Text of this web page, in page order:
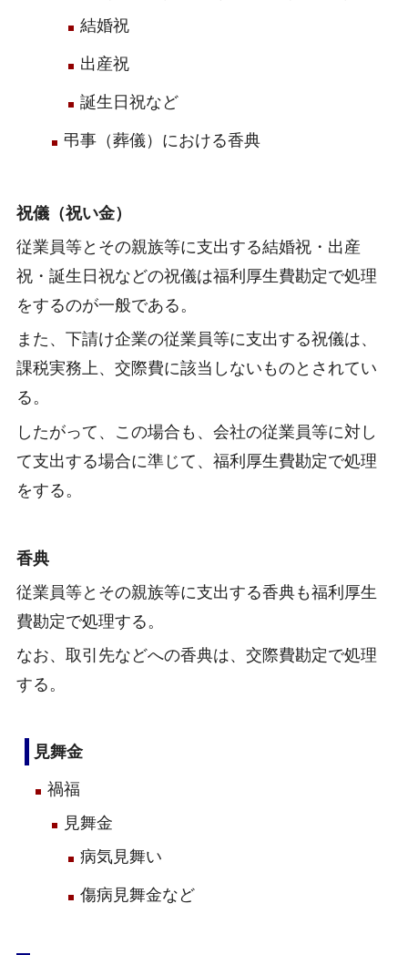
結婚祝
出産祝
誕生日祝など
弔事（葬儀）における香典
祝儀（祝い金）
従業員等とその親族等に支出する結婚祝・出産
祝・誕生日祝などの祝儀は福利厚生費勘定で処理
をするのが一般である。
また、下請け企業の従業員等に支出する祝儀は、
課税実務上、交際費に該当しないものとされてい
る。
したがって、この場合も、会社の従業員等に対し
て支出する場合に準じて、福利厚生費勘定で処理
をする。
香典
従業員等とその親族等に支出する香典も福利厚生
費勘定で処理する。
なお、取引先などへの香典は、交際費勘定で処理
する。
見舞金
禍福
見舞金
病気見舞い
傷病見舞金など